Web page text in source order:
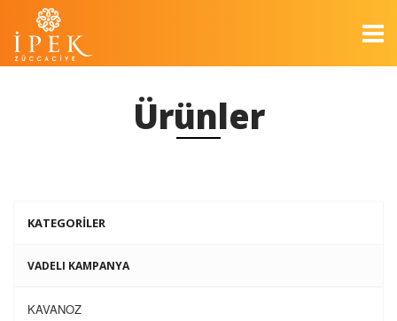
Ürünler
KATEGORİLER
VADELI KAMPANYA
KAVANOZ